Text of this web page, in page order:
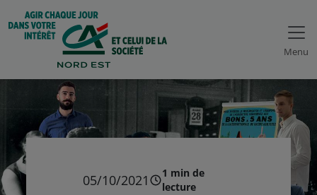
Menu
05/10/2021
1 min de
lecture